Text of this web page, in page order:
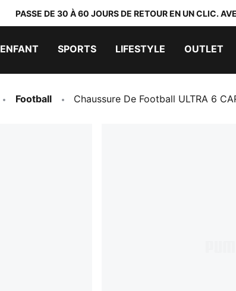
PASSE DE 30 À 60 JOURS DE RETOUR EN UN CLIC.
ENFANT SPORTS LIFESTYLE OUTLET
Football Chaussure De Football ULTRA 6